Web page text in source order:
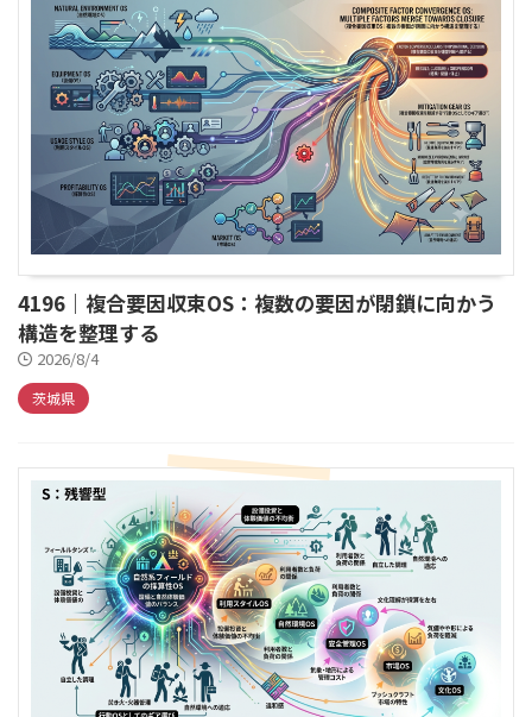
4196｜複合要因収束OS：複数の要因が閉鎖に向かう
構造を整理する
2026/8/4
茨城県